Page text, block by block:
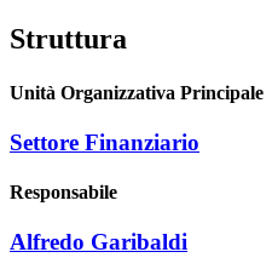
Struttura
Unità Organizzativa Principale
Settore Finanziario
Responsabile
Alfredo Garibaldi